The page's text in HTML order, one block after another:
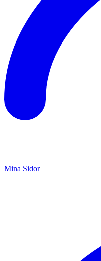
Mina Sidor